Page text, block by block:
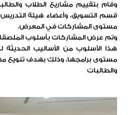
وقام بتقييم مشاريع الطلاب
قسم التسويق، وأعضاء هيئة
مستوى المشاركات في المعرض.
هذا الأسلوب من الأساليب
مستوى برامجها، وذلك بهدف تنويع
والطالبات